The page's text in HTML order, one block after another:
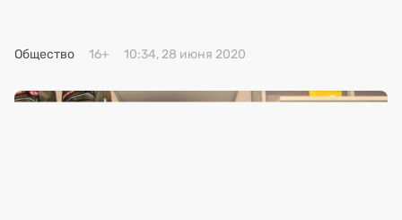
Общество 16+ 10:34, 28 июня 2020